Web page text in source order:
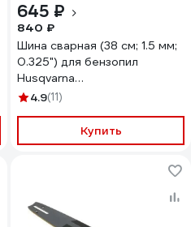
645 ₽
840 ₽
Шина сварная (38 см; 1.5 мм;
0.325") для бензопил
Husqvarna
339,353,357,359,455,460,55
4.9(11)
Купить